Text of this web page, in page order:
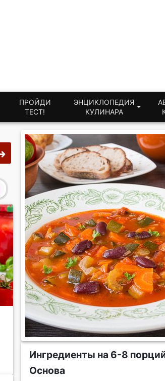
ПРОЙДИ
ТЕСТ!
ЭНЦИКЛОПЕДИЯ
КУЛИНАРА
Ингредиенты на 6-8
Основа